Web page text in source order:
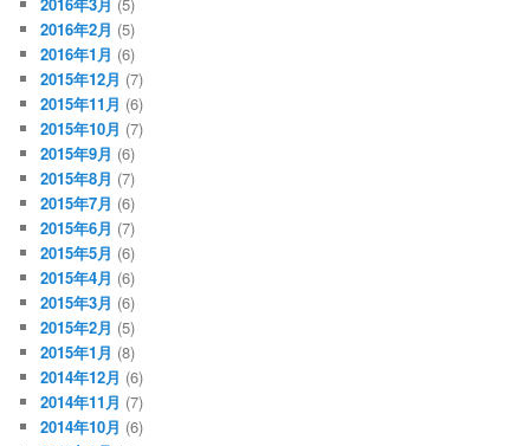
2016年2月 (5)
2016年1月 (6)
2015年12月 (7)
2015年11月 (6)
2015年10月 (7)
2015年9月 (6)
2015年8月 (7)
2015年7月 (6)
2015年6月 (7)
2015年5月 (6)
2015年4月 (6)
2015年3月 (6)
2015年2月 (5)
2015年1月 (8)
2014年12月 (6)
2014年11月 (7)
2014年10月 (6)